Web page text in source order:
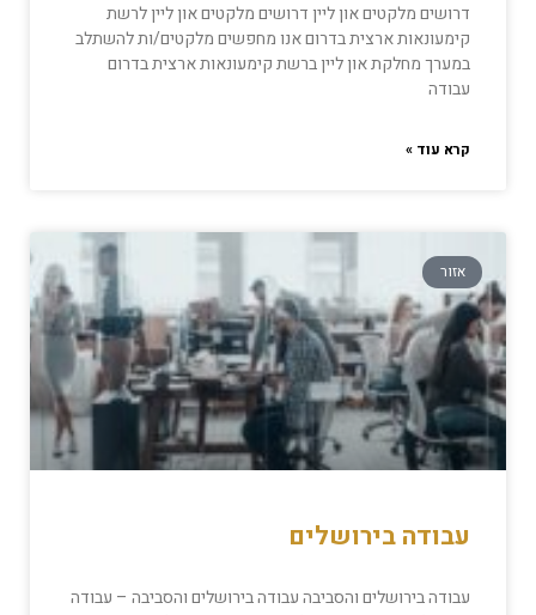
דרושים מלקטים און ליין דרושים מלקטים און ליין לרשת
קימעונאות ארצית בדרום אנו מחפשים מלקטים/ות להשתלב
במערך מחלקת און ליין ברשת קימעונאות ארצית בדרום
עבודה
קרא עוד »
אזור
עבודה בירושלים
עבודה בירושלים והסביבה עבודה בירושלים והסביבה – עבודה